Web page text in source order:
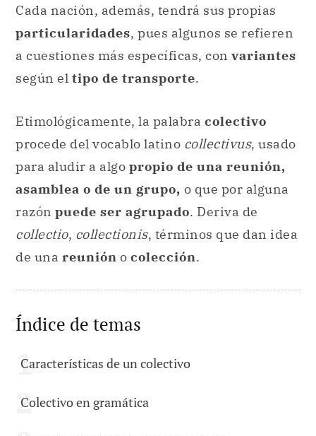
Cada nación, además, tendrá sus propias
particularidades, pues algunos se refieren
a cuestiones más específicas, con variantes
según el tipo de transporte.
Etimológicamente, la palabra colectivo
procede del vocablo latino collectivus, usado
para aludir a algo propio de una reunión,
asamblea o de un grupo, o que por alguna
razón puede ser agrupado. Deriva de
collectio, collectionis, términos que dan idea
de una reunión o colección.
Índice de temas
Características de un colectivo
Colectivo en gramática